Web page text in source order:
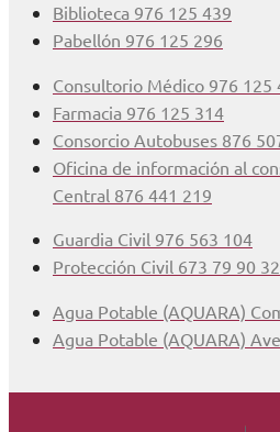
Biblioteca 976 125 439
Pabellón 976 125 296
Consultorio Médico 976 125
Farmacia 976 125 314
Consorcio Autobuses 876
Oficina de información al
Central 876 441 219
Guardia Civil 976 563 104
Protección Civil 673 79 90 32
Agua Potable (AQUARA)
Agua Potable (AQUARA)